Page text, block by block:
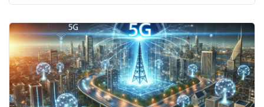
memerlukan lebih dari sekadar hasrat untuk
bepergian. Anda membutuhkan strategi yang jelas,
konsistensi, dan pemahaman […]